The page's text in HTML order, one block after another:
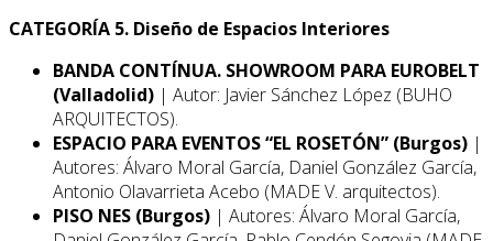
CATEGORÍA 5. Diseño de Espacios Interiores
BANDA CONTÍNUA. SHOWROOM PARA EUROBELT
(Valladolid) | Autor: Javier Sánchez López (BUHO
ARQUITECTOS).
ESPACIO PARA EVENTOS “EL ROSETÓN” (Burgos) |
Autores: Álvaro Moral García, Daniel González García,
Antonio Olavarrieta Acebo (MADE V. arquitectos).
PISO NES (Burgos) | Autores: Álvaro Moral García,